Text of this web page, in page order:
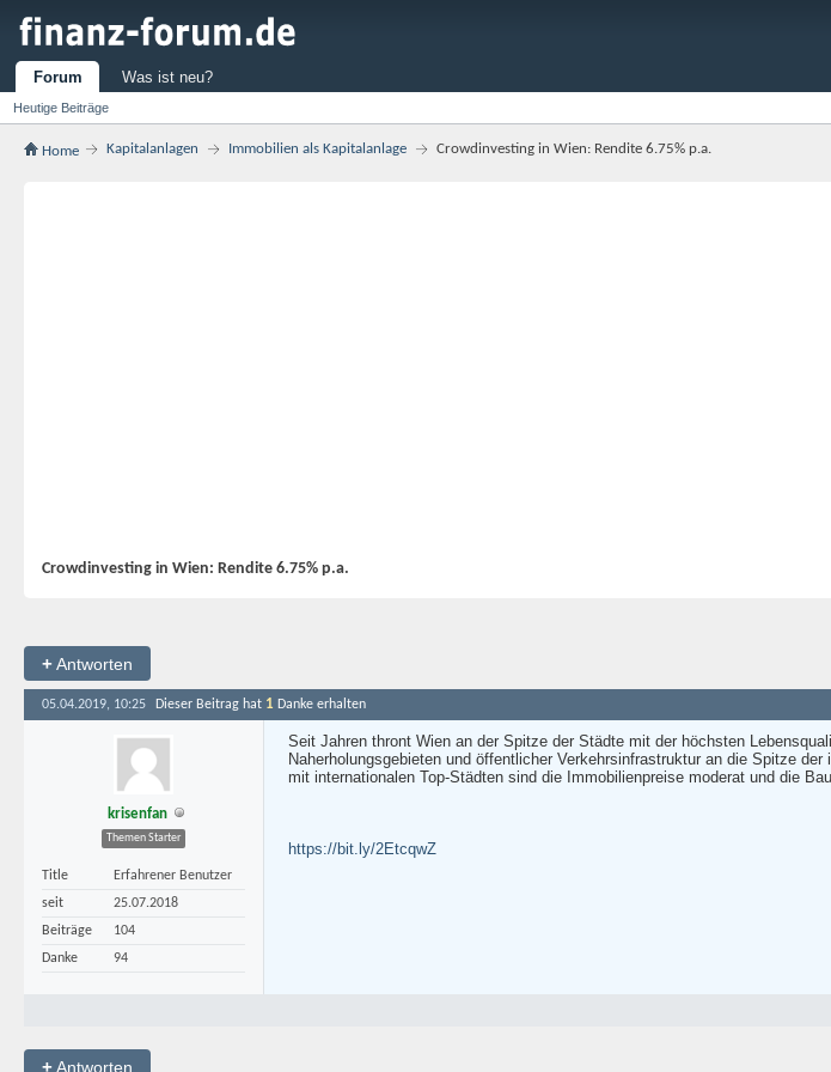
Forum
Heutige Beiträge
Was ist neu?
Home Kapitalanlagen Immobilien als Kapitalanlage Crowdinvesting in Wien: Rendite 6.75% p.a.
Crowdinvesting in Wien: Rendite 6.75% p.a.
+Antworten
05.04.2019, 10:25 Dieser Beitrag hat 1 Danke erhalten
krisenfan
Themen Starter
Title
Erfahrener Benutzer
seit
25.07.2018
Beiträge
104
Danke
94
Seit Jahren thront Wien an der Spitze der Städte mit der höchsten
Naherholungsgebieten und öffentlicher Verkehrsinfrastruktur an die Spitze
mit internationalen Top-Städten sind die Immobilienpreise moderat und die
https://bit.ly/2EtcqwZ
+Antworten